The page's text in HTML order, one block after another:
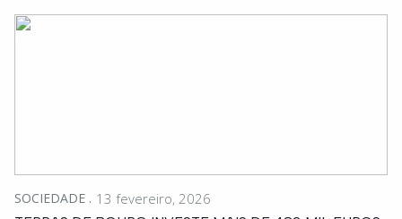
SOCIEDADE 13 fevereiro, 2026